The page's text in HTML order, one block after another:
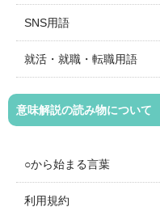
SNS用語
就活・就職・転職用語
意味解説の読み物について
○から始まる言葉
利用規約